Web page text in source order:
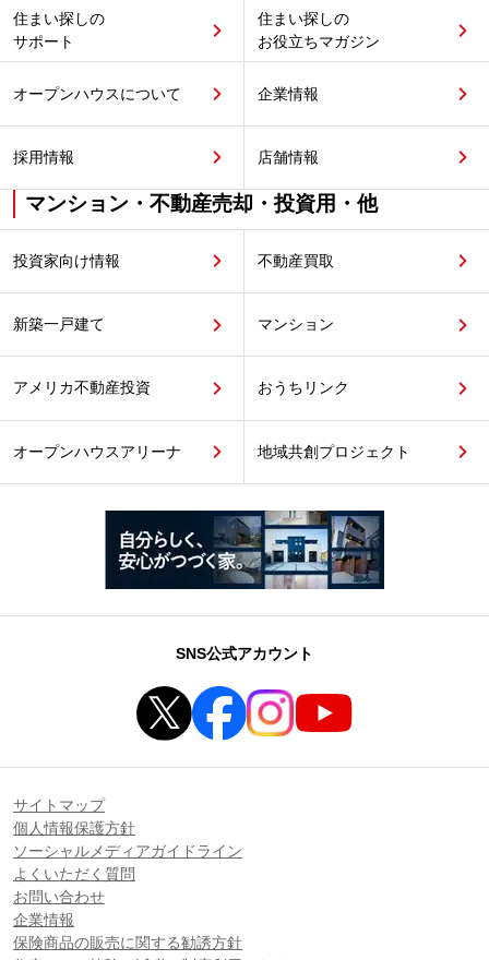
住まい探しの
サポート
住まい探しの
お役立ちマガジン
オープンハウスについて 企業情報
採用情報 店舗情報
マンション・不動産売却・投資用・他
投資家向け情報 不動産買取
新築一戸建て マンション
アメリカ不動産投資 おうちリンク
オープンハウスアリーナ 地域共創プロジェクト
SNS公式アカウント
サイトマップ
個人情報保護方針
ソーシャルメディアガイドライン
よくいただく質問
お問い合わせ
企業情報
保険商品の販売に関する勧誘方針